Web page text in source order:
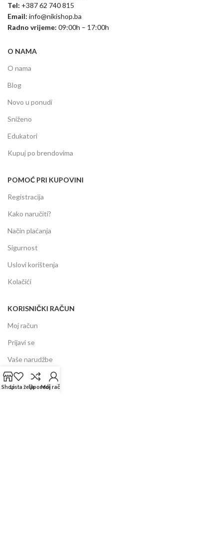
Tel: +387 62 740 815
Email: info@nikishop.ba
Radno vrijeme: 09:00h – 17:00h
O NAMA
O nama
Blog
Novo u ponudi
Sniženo
Edukatori
Kupuj po brendovima
POMOĆ PRI KUPOVINI
Registracija
Kako naručiti?
Način plaćanja
Sigurnost
Uslovi korištenja
Kolačići
KORISNIČKI RAČUN
Moj račun
Prijavi se
Vaše narudžbe
Lista želja
ShopLista željaUporediMoj račun